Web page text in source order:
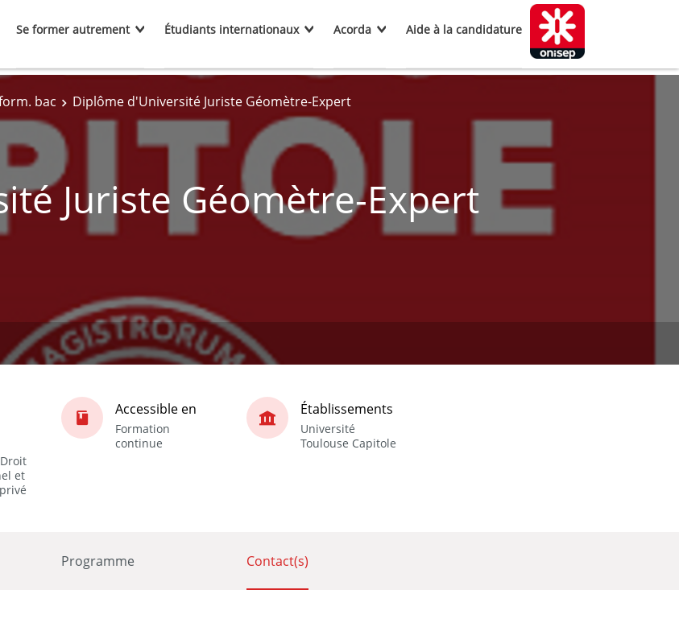
Se former autrement Étudiants internationaux Acorda Aide à la candidature
bac Diplôme d'Université Juriste Géomètre-Expert
Juriste Géomètre-Expert
et
Accessible en
Formation
continue
Établissements
Université
Toulouse Capitole
Programme Contact(s)